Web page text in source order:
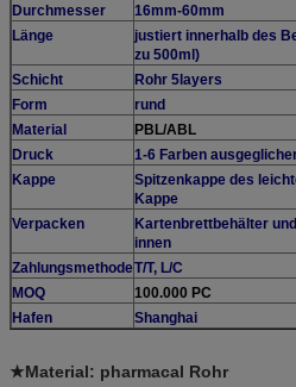
Durchmesser
16mm-60mm
Länge
justiert innerhalb des
zu 500ml)
Schicht
Rohr 5layers
Form
rund
Material
PBL/ABL
Druck
1-6 Farben
Kappe
Spitzenkappe des
Kappe
Verpacken
Kartenbrettbehälter
innen
ZahlungsmethodeT/T, L/C
MOQ
100.000 PC
Hafen
Shanghai
★Material: pharmacal Rohr